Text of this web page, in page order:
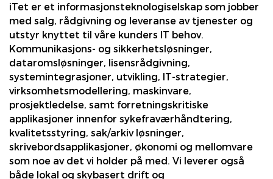
iTet er et informasjonsteknologiselskap som jobber
med salg, rådgivning og leveranse av tjenester og
utstyr knyttet til våre kunders IT behov.
Kommunikasjons- og sikkerhetsløsninger,
dataromsløsninger, lisensrådgivning,
systemintegrasjoner, utvikling, IT-strategier,
virksomhetsmodellering, maskinvare,
prosjektledelse, samt forretningskritiske
applikasjoner innenfor sykefraværhåndtering,
kvalitetsstyring, sak/arkiv løsninger,
skrivebordsapplikasjoner, økonomi og mellomvare
som noe av det vi holder på med. Vi leverer også
både lokal og skybasert drift og